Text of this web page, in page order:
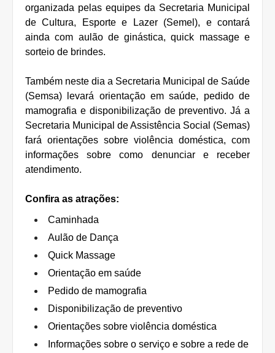
organizada pelas equipes da Secretaria Municipal
de Cultura, Esporte e Lazer (Semel), e contará
ainda com aulão de ginástica, quick massage e
sorteio de brindes.
Também neste dia a Secretaria Municipal de Saúde
(Semsa) levará orientação em saúde, pedido de
mamografia e disponibilização de preventivo. Já a
Secretaria Municipal de Assistência Social (Semas)
fará orientações sobre violência doméstica, com
informações sobre como denunciar e receber
atendimento.
Confira as atrações:
Caminhada
Aulão de Dança
Quick Massage
Orientação em saúde
Pedido de mamografia
Disponibilização de preventivo
Orientações sobre violência doméstica
Informações sobre o serviço e sobre a rede de